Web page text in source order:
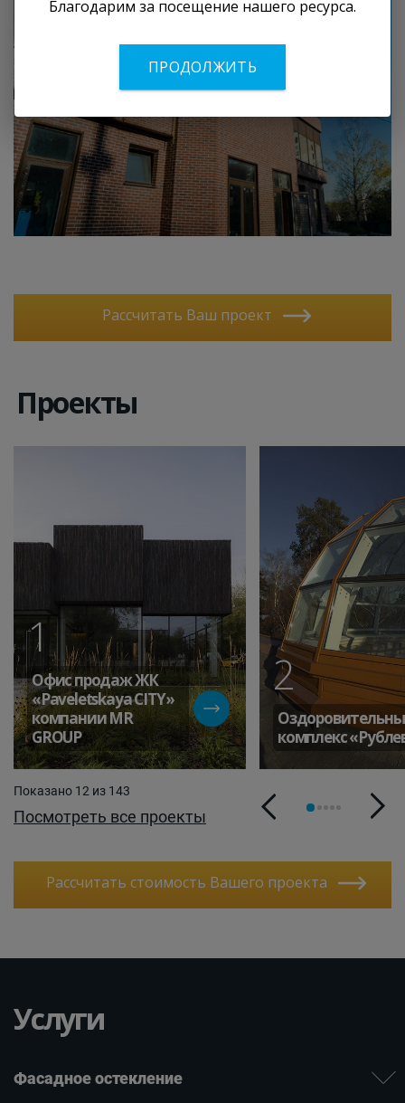
Рассчитать Ваш проект
Проекты
1
Офис продаж ЖК
«Paveletskaya СITY»
компании MR
GROUP
2
комплекс
Показано 12 из 143
Посмотреть все проекты
Рассчитать стоимость Вашего проекта
Услуги
Фасадное остекление
Благодарим за посещение нашего ресурса.
ПРОДОЛЖИТЬ